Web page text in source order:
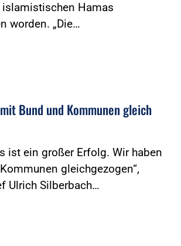
Hamas
worden. „Die…
Bund und Kommunen gleich
ist ein großer Erfolg. Wir haben
gleichgezogen“,
Ulrich Silberbach…